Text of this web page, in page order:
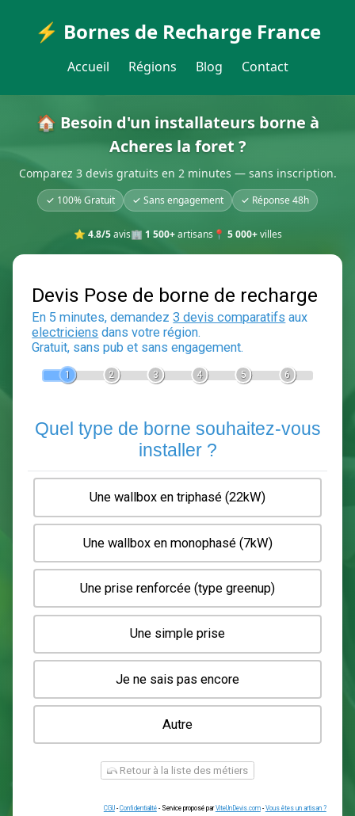
⚡ Bornes de Recharge France
Accueil Régions Blog Contact
🏠 Besoin d'un installateurs borne à
Acheres la foret ?
Comparez 3 devis gratuits en 2 minutes — sans inscription.
✓ 100% Gratuit ✓ Sans engagement ✓ Réponse 48h
⭐ 4.8/5avis🏢 1 500+artisans 📍 5 000+villes
Devis Pose de borne de
En 5 minutes, demandez3 devis comparatifs
Gratuit, sans pub et sans engagement.
2 3 6
Quel type de borne souhaitez-
installer ?
Une wallbox en triphasé (22kW)
Une wallbox en monophasé (7kW)
Une prise renforcée (type greenup)
Une simple prise